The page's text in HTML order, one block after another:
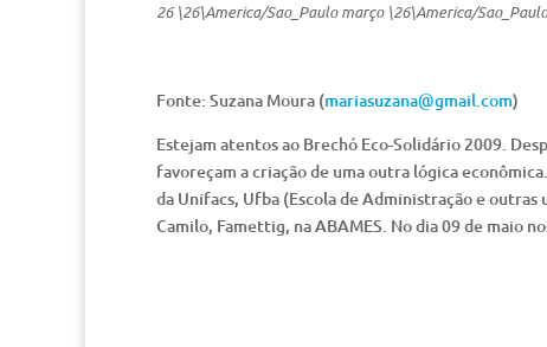
26 \26\America/Sao_Paulo março \26\America/
Fonte: Suzana Moura (mariasuzana@gmail.com)
Estejam atentos ao Brechó Eco-Solidário 2009.
favoreçam a criação de uma outra lógica
da Unifacs, Ufba (Escola de Administração e outras
Camilo, Famettig, na ABAMES. No dia 09 de maio